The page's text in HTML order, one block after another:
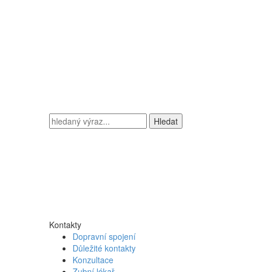
Vyhledávání
Kontakty
Dopravní spojení
Důležité kontakty
Konzultace